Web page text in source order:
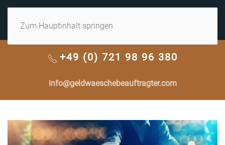
Zum Hauptinhalt springen
+49 (0) 721 98 96 380
info@geldwaeschebeauftragter.com